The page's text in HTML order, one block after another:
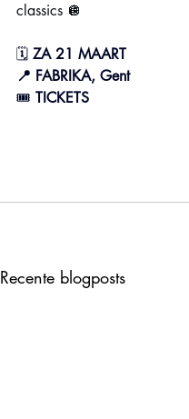
classics 🪩
🗓 ZA 21 MAART
📍 FABRIKA, Gent
🎟️ TICKETS
Recente blogposts